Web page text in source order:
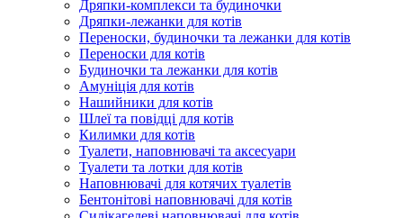
Дряпки-комплекси та будиночки
Дряпки-лежанки для котів
Переноски, будиночки та лежанки для котів
Переноски для котів
Будиночки та лежанки для котів
Амуніція для котів
Нашийники для котів
Шлеї та повідці для котів
Килимки для котів
Туалети, наповнювачі та аксесуари
Туалети та лотки для котів
Наповнювачі для котячих туалетів
Бентонітові наповнювачі для котів